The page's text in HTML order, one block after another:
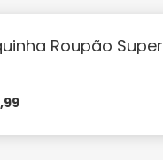
Roupão
,99
dos Pariquis, 1056 -
e muito mais.
notificação. Todas as